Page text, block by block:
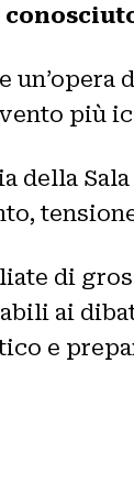
più
di
ai
e